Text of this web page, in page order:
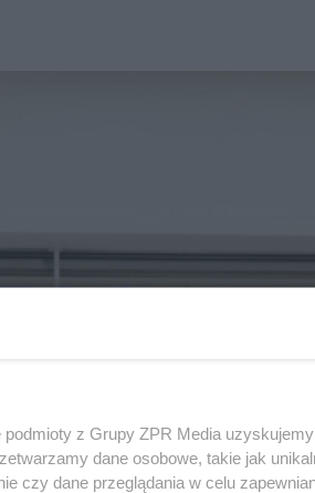
z Grupy ZPR Media
dane osobowe, takie jak
czy dane przeglądania w celu